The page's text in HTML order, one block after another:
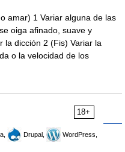
amar) 1 Variar alguna de las
oiga afinado, suave y
la dicción 2 (Fis) Variar la
o la velocidad de los
18+
Drupal,
WordPress,